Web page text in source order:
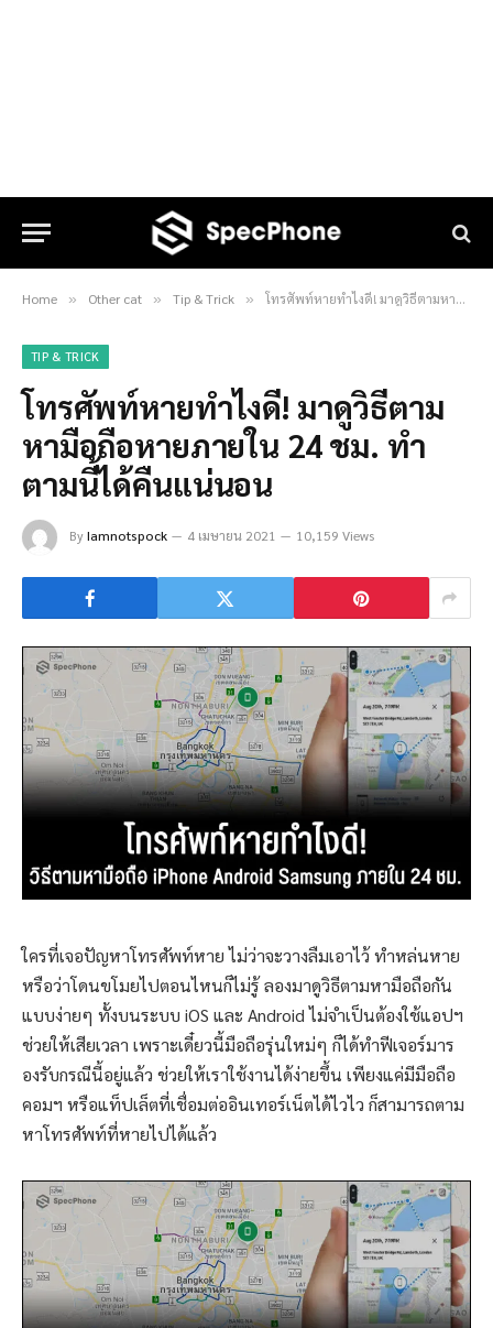
Home » Other cat » Tip & Trick » โทรศัพท์หายทำไงดี! มาดูวิธีตามหามือถือหายภายใน 24 ชม. ทำตามนี้ได้คืนแน่นอน
TIP & TRICK
โทรศัพท์หายทำไงดี! มาดูวิธีตาม
หามือถือหายภายใน 24 ชม. ทำ
ตามนี้ได้คืนแน่นอน
ByIamnotspock 4 เมษายน 2021 10,159 Views
ใครที่เจอปัญหาโทรศัพท์หาย ไม่ว่าจะวางลืมเอาไว้ ทำหล่นหาย
หรือว่าโดนขโมยไปตอนไหนก็ไม่รู้ ลองมาดูวิธีตามหามือถือกัน
แบบง่ายๆ ทั้งบนระบบ iOS และ Android ไม่จำเป็นต้องใช้แอปฯ
ช่วยให้เสียเวลา เพราะเดี๋ยวนี้มือถือรุ่นใหม่ๆ ก็ได้ทำฟีเจอร์มาร
องรับกรณีนี้อยู่แล้ว ช่วยให้เราใช้งานได้ง่ายขึ้น เพียงแค่มีมือถือ
คอมฯ หรือแท็ปเล็ตที่เชื่อมต่ออินเทอร์เน็ตได้ไวไว ก็สามารถตาม
หาโทรศัพท์ที่หายไปได้แล้ว